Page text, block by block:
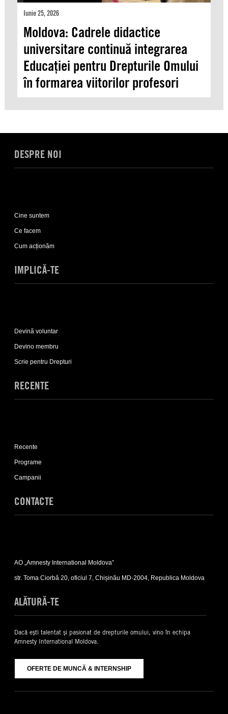
Iunie 25, 2026
Moldova: Cadrele didactice
universitare continuă integrarea
Educației pentru Drepturile Omului
în formarea viitorilor profesori
DESPRE NOI
Despre
noi
sub-
list
Cine suntem
Ce facem
Cum acționăm
IMPLICĂ-TE
Implică-
te
sub-
list
Devină voluntar
Devino membru
Scrie pentru Drepturi
RECENTE
Recente
sub-
list
Recente
Programe
Campanii
CONTACTE
Contacte
sub-
list
AO „Amnesty International Moldova”
str. Toma Ciorbă 20, oficiul 7, Chișinău MD-2004, Republica Moldova
ALĂTURĂ-TE
Dacă ești talentat și pasionat de drepturile omului, vino în echipa
Amnesty International Moldova.
OFERTE DE MUNCĂ & INTERNSHIP